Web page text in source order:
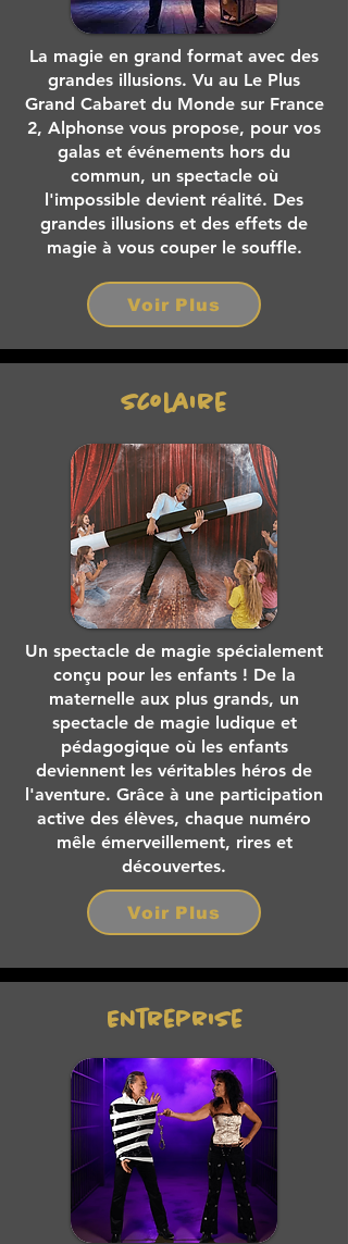
La magie en grand format avec des
grandes illusions. Vu au Le Plus
Grand Cabaret du Monde sur France
2, Alphonse vous propose, pour vos
galas et événements hors du
commun, un spectacle où
l'impossible devient réalité. Des
grandes illusions et des effets de
magie à vous couper le souffle.
Voir Plus
Scolaire
Un spectacle de magie spécialement
conçu pour les enfants ! De la
maternelle aux plus grands, un
spectacle de magie ludique et
pédagogique où les enfants
deviennent les véritables héros de
l'aventure. Grâce à une participation
active des élèves, chaque numéro
mêle émerveillement, rires et
découvertes.
Voir Plus
Entreprise